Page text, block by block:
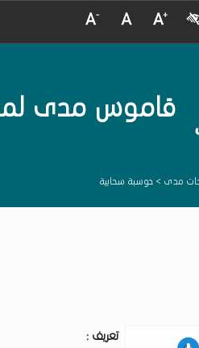
Visual Impairment
Increase Font Size
Normal Font Size
Decrease Font Size
قاموس مدى
مدى >حوسبة سحابية
تعريف :